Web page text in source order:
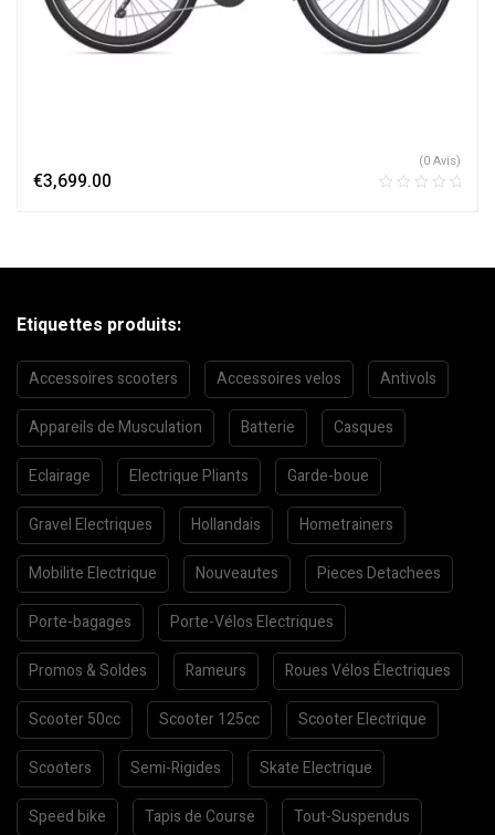
€3,699.00
(0 Avis)
Etiquettes produits:
Accessoires scooters Accessoires velos Antivols
Appareils de Musculation Batterie Casques
Eclairage Electrique Pliants Garde-boue
Gravel Electriques Hollandais Hometrainers
Mobilite Electrique Nouveautes Pieces Detachees
Porte-bagages Porte-Vélos Electriques
Promos & Soldes Rameurs Roues Vélos Électriques
Scooter 50cc Scooter 125cc Scooter Electrique
Scooters Semi-Rigides Skate Electrique
Speed bike Tapis de Course Tout-Suspendus